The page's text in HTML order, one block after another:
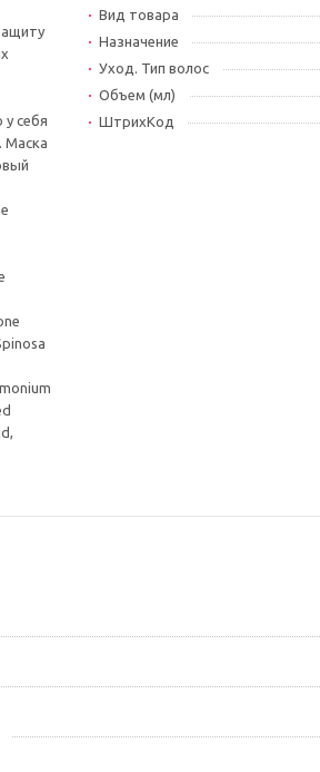
себя
Маска
Вид товара
Назначение
Уход. Тип волос
Объем (мл)
ШтрихКод